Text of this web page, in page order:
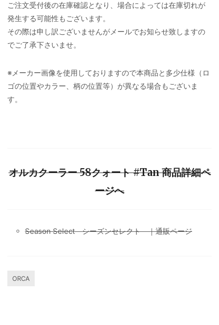
ご注文受付後の在庫確認となり、場合によっては在庫切れが
発生する可能性もございます。
その際は申し訳ございませんがメールでお知らせ致しますの
でご了承下さいませ。
※メーカー画像を使用しておりますので本商品と多少仕様（ロ
ゴの位置やカラー、柄の位置等）が異なる場合もございま
す。
オルカクーラー 58クォート #Tan 商品詳細ペ
ージへ
Season Select シーズンセレクト ｜通販ページ
ORCA